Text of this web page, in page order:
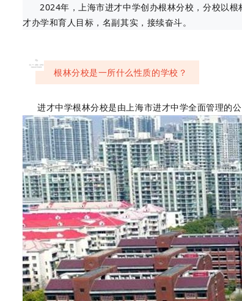
2024年，上海市进才中学创办根林分校，分校以
才办学和育人目标，名副其实，接续奋斗。
01
根林分校是一所什么性质的学校？
进才中学根林分校是由上海市进才中学全面管理的公